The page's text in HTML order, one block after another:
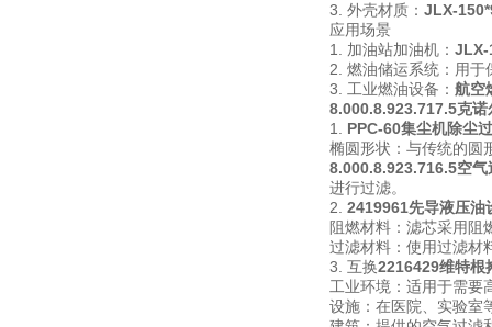
3. 外壳材质： JLX-
应用场景
1. 加油站加油机： JLX-
2. 燃油储运系统：用
3. 工业燃油设备： 航空
8.000.8.923.717.5克诺
1. PPC-60集尘机除尘
椭圆形状：与传统的圆
8.000.8.923.716.5空气
进行过滤。
2. 2419961先导液压油
阻燃材料：滤芯采用阻
过滤材料：使用过滤材
3. 互换2216429维特根
工业环境：适用于需要
设施：在医院、实验室